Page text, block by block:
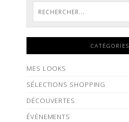
CATÉGORIES
MES LOOKS
SÉLECTIONS SHOPPING
DÉCOUVERTES
ÉVÈNEMENTS